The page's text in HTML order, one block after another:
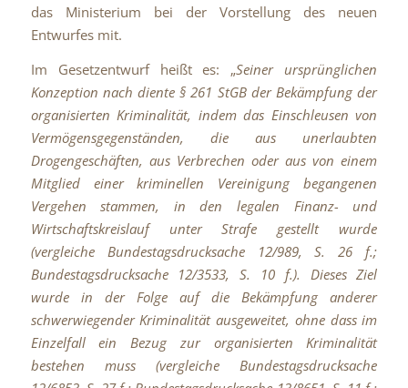
das Ministerium bei der Vorstellung des neuen
Entwurfes mit.
Im Gesetzentwurf heißt es: „Seiner ursprünglichen
Konzeption nach diente § 261 StGB der Bekämpfung der
organisierten Kriminalität, indem das Einschleusen von
Vermögensgegenständen, die aus unerlaubten
Drogengeschäften, aus Verbrechen oder aus von einem
Mitglied einer kriminellen Vereinigung begangenen
Vergehen stammen, in den legalen Finanz- und
Wirtschaftskreislauf unter Strafe gestellt wurde
(vergleiche Bundestagsdrucksache 12/989, S. 26 f.;
Bundestagsdrucksache 12/3533, S. 10 f.). Dieses Ziel
wurde in der Folge auf die Bekämpfung anderer
schwerwiegender Kriminalität ausgeweitet, ohne dass im
Einzelfall ein Bezug zur organisierten Kriminalität
bestehen muss (vergleiche Bundestagsdrucksache